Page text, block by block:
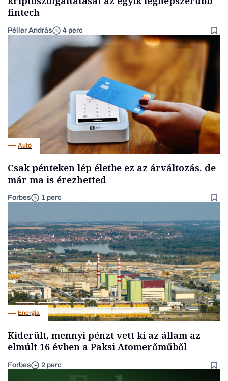
fintech
Péller András 4 perc
Autó
Csak pénteken lép életbe ez az árváltozás, de
már ma is érezhetted
Forbes 1 perc
Energia
Kiderült, mennyi pénzt vett ki az állam az
elmúlt 16 évben a Paksi Atomerőműből
Forbes 2 perc